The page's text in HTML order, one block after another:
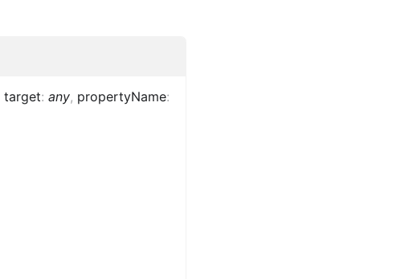
target: any, propertyName: